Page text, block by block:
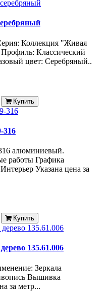
Коллекция "Живая
Классический
цвет: Серебряный..
Купить
316
алюминиевый.
работы Графика
Указана цена за
Купить
135.61.006
Зеркала
Вышивка
за метр...